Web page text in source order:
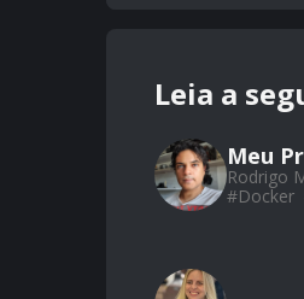
Leia a
Meu
Rodrigo
#Docker